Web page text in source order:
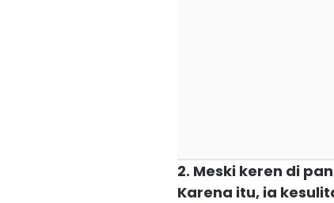
2. Meski keren di
Karena itu, ia